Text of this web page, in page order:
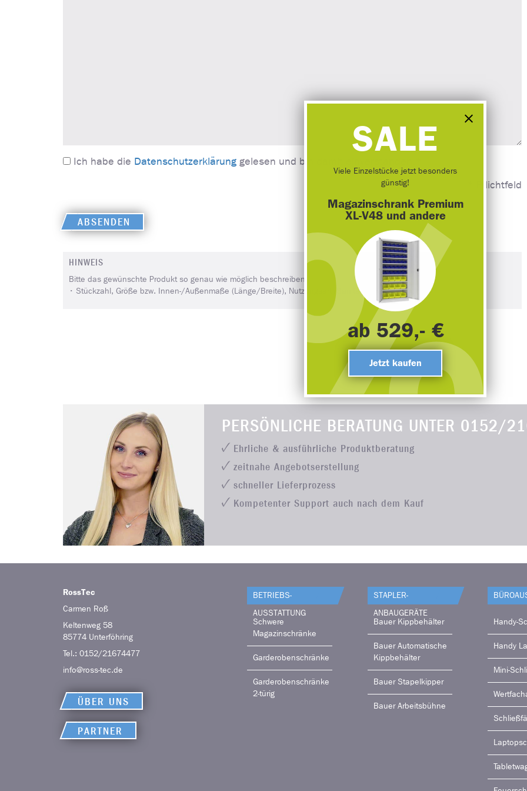
Ich habe die Datenschutzerklärung gelesen und bin damit einverstanden.*
* Pflichtfeld
ABSENDEN
HINWEIS
Bitte das gewünschte Produkt so genau wie möglich beschreiben:
• Stückzahl, Größe bzw. Innen-/Außenmaße (Länge/Breite), Nutzungsart (Sanitär, Büro etc.)
PERSÖNLICHE BERATUNG UNTER 0152/
Ehrliche & ausführliche Produktberatung
zeitnahe Angebotserstellung
schneller Lieferprozess
Kompetenter Support auch nach dem Kauf
RossTec
Carmen Roß
Keltenweg 58
85774 Unterföhring
Tel.: 0152/21674477
info@ross-tec.de
ÜBER UNS
PARTNER
BETRIEBS­
AUSSTATTUNG
Schwere
Magazinschränke
Garderobenschränke
Garderobenschränke
2-türig
STAPLER-
ANBAUGERÄTE
Bauer Kippbehälter
Bauer Automatische
Kippbehälter
Bauer Stapelkipper
Bauer Arbeitsbühne
Handy-
Handy
Mini-
SALE
Viele Einzelstücke jetzt besonders
günstig!
Magazinschrank Premium
XL-V48 und andere
ab 529,- €
Jetzt kaufen